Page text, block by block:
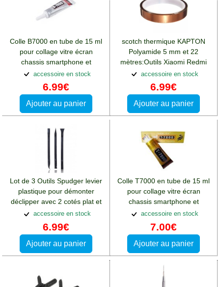
Colle B7000 en tube de 15 ml
pour collage vitre écran
chassis smartphone et
tablette:Outils Xiaomi Redmi
13(4G)
accessoire en stock
6.99€
Ajouter au panier
scotch thermique KAPTON
Polyamide 5 mm et 22
mètres:Outils Xiaomi Redmi
13(4G)
accessoire en stock
6.99€
Ajouter au panier
Lot de 3 Outils Spudger levier
plastique pour démonter
déclipper avec 2 cotés plat et
pointe
accessoire en stock
6.99€
Ajouter au panier
Colle T7000 en tube de 15 ml
pour collage vitre écran
chassis smartphone et
tablette:Outils Xiaomi Redmi
13(4G)
accessoire en stock
7.00€
Ajouter au panier